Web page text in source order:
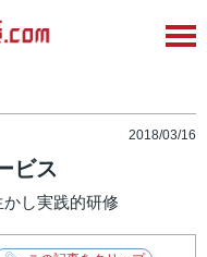
2018/03/16
ビス
し実践的研修